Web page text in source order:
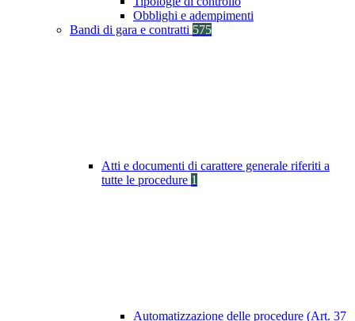
Obblighi e adempimenti
Bandi di gara e contratti 575
Atti e documenti di carattere generale riferiti a
tutte le procedure 1
Automatizzazione delle procedure (Art. 37